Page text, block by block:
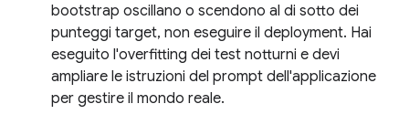
bootstrap oscillano o scendono al di sotto dei
punteggi target, non eseguire il deployment. Hai
eseguito l'overfitting dei test notturni e devi
ampliare le istruzioni del prompt dell'applicazione
per gestire il mondo reale.